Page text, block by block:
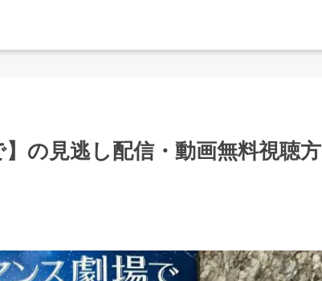
】の見逃し配信・動画無料視聴方